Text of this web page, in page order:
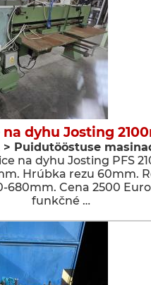
na dyhu Josting
> Puidutööstuse
na dyhu Josting PFS
Hrúbka rezu 60mm.
680mm. Cena 2500
funkčné …